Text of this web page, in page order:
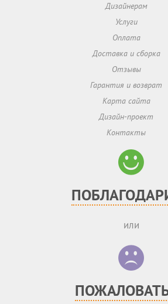
Дизайнерам
Услуги
Оплата
Доставка и сборка
Отзывы
Гарантия и возврат
Карта сайта
Дизайн-проект
Контакты
или